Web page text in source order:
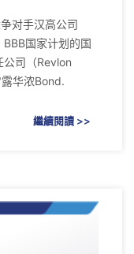
对手汉高公司
国家计划的国
公司（Revlon
华浓Bond.
繼續閱讀 >>